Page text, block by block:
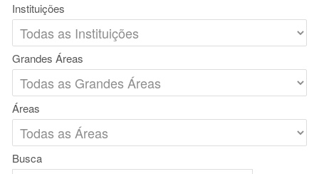
Instituições
Grandes Áreas
Áreas
Busca